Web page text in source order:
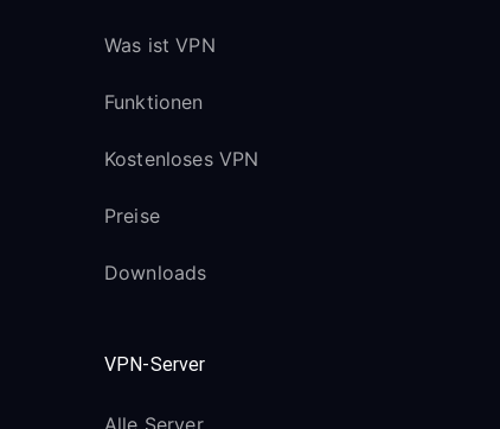
Was ist VPN
Funktionen
Kostenloses VPN
Preise
Downloads
VPN-Server
Alle Server